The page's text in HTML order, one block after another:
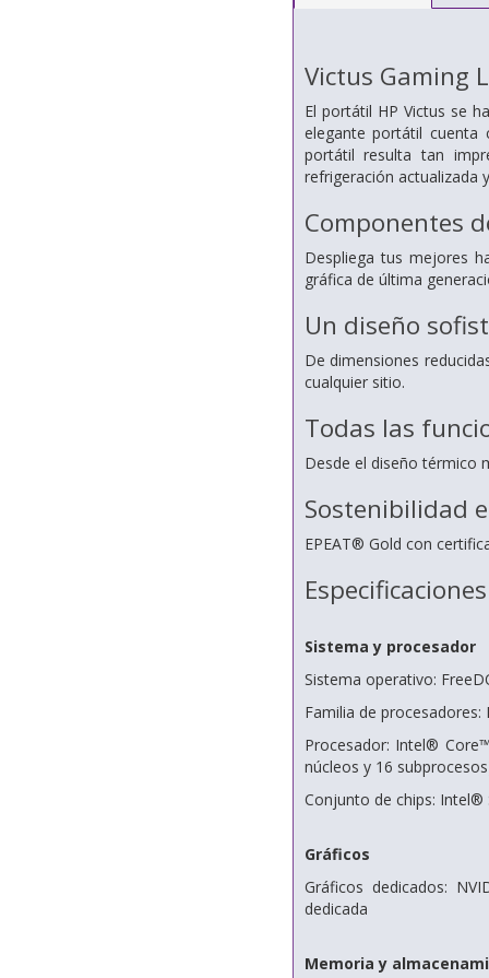
Victus Gaming
El portátil HP Victus se
elegante portátil
portátil resulta tan
refrigeración actualizada
Componentes
Despliega tus mejores
gráfica de última
Un diseño
De dimensiones
cualquier sitio.
Todas las
Desde el diseño térmico
Sostenibilidad
EPEAT® Gold con
Especificaciones
Sistema y procesador
Sistema operativo:
Familia de
Procesador: Intel®
núcleos y 16
Conjunto de chips: Intel®
Gráficos
Gráficos dedicados:
dedicada
Memoria y